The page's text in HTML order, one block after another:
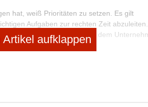
hat, weiß Prioritäten zu setzen. Es gilt
Aufgaben zur rechten Zeit
das zu den Gründern und dem
Weiterentwicklung der Strategie.
Artikel aufklappen